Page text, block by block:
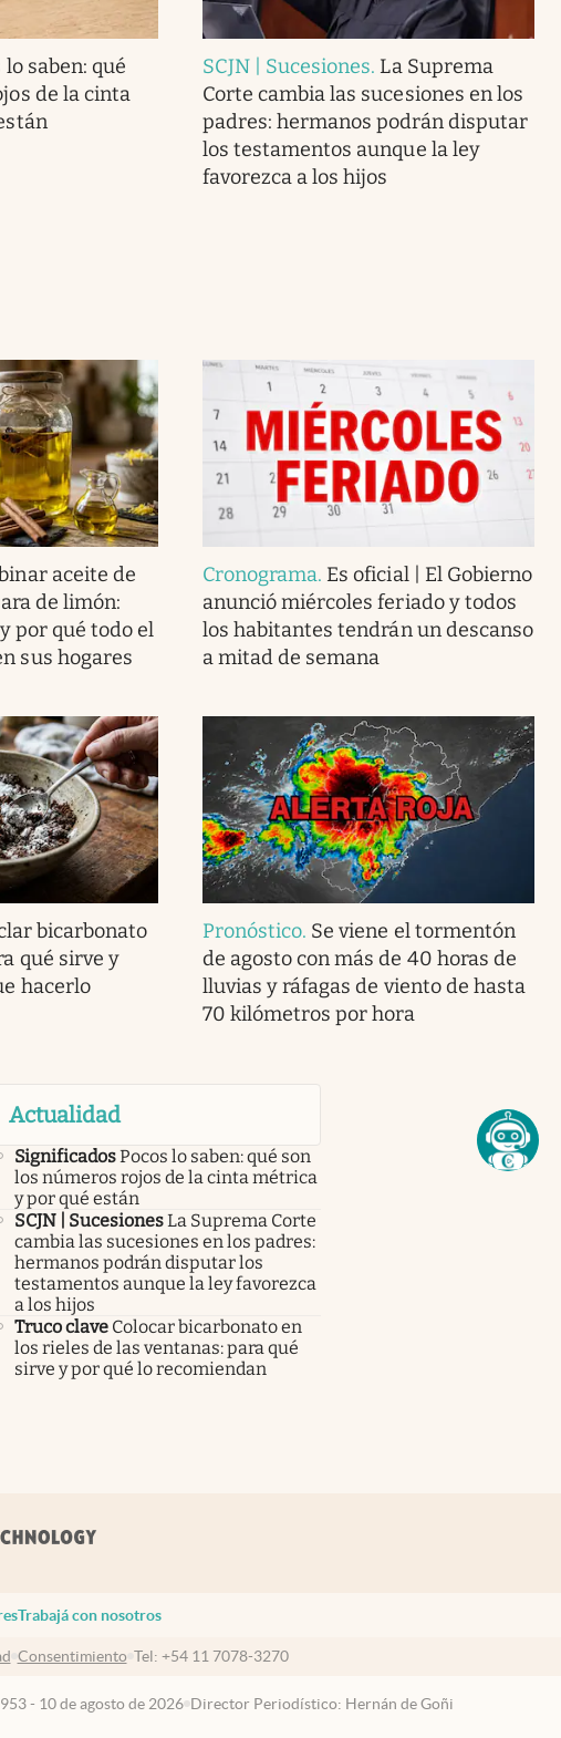
lo saben: qué
de la cinta
SCJN | Sucesiones. La Suprema
Corte cambia las sucesiones en los
padres: hermanos podrán disputar
los testamentos aunque la ley
favorezca a los hijos
aceite de
de limón:
por qué todo el
sus hogares
Cronograma. Es oficial | El Gobierno
anunció miércoles feriado y todos
los habitantes tendrán un descanso
a mitad de semana
bicarbonato
qué sirve y
hacerlo
Pronóstico. Se viene el tormentón
de agosto con más de 40 horas de
lluvias y ráfagas de viento de hasta
70 kilómetros por hora
Actualidad
SignificadosPocos lo saben: qué son
los números rojos de la cinta métrica
y por qué están
SCJN | SucesionesLa Suprema Corte
cambia las sucesiones en los padres:
hermanos podrán disputar los
testamentos aunque la ley favorezca
a los hijos
Truco clave Colocar bicarbonato en
los rieles de las ventanas: para qué
sirve y por qué lo recomiendan
Trabajá con nosotros
Consentimiento Tel: +54 11 7078-3270
- 10 de agosto de 2026 Director Periodístico: Hernán de Goñi